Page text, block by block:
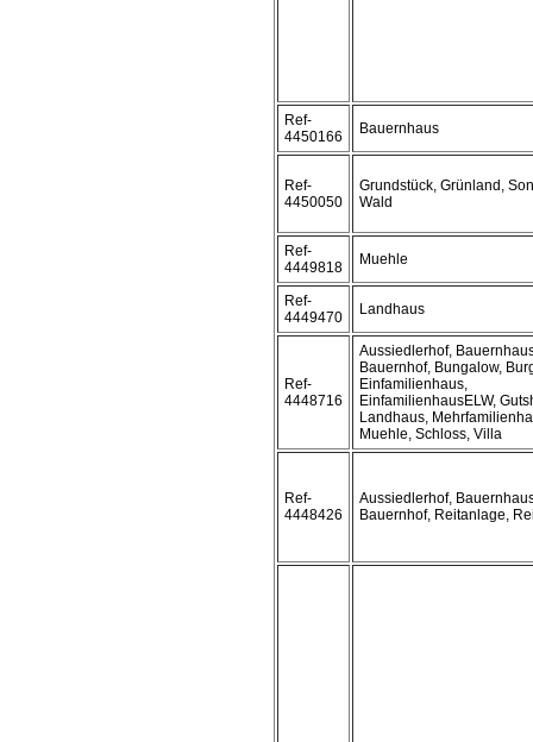
Ref-
4450166
Bauernhaus
Ref-
4450050
Grundstück, Grünland,
Wald
Ref-
4449818
Muehle
Ref-
4449470
Landhaus
Ref-
4448716
Aussiedlerhof,
Bauernhof, Bungalow,
Einfamilienhaus,
EinfamilienhausELW,
Landhaus,
Muehle, Schloss, Villa
Ref-
4448426
Aussiedlerhof,
Bauernhof, Reitanlage,